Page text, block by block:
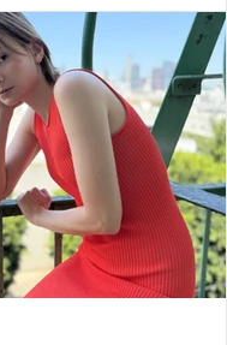
et exclusifs. Sa matière
technique, coche toutes les
de mode : fabriquée en
pour son confort optimal,
sa fa